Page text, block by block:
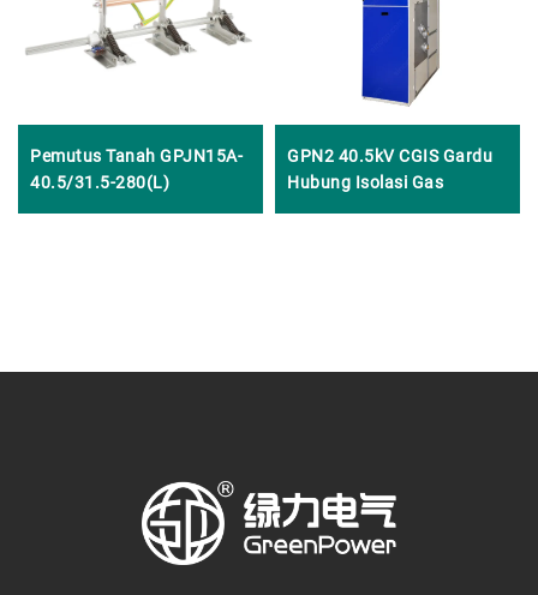
Pemutus Tanah GPJN15A-
40.5/31.5-280(L)
GPN2 40.5kV CGIS Gardu
Hubung Isolasi Gas